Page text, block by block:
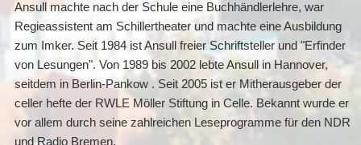
Ansull machte nach der Schule eine Buchhändlerlehre, war
Regieassistent am Schillertheater und machte eine Ausbildung
zum Imker. Seit 1984 ist Ansull freier Schriftsteller und "Erfinder
von Lesungen". Von 1989 bis 2002 lebte Ansull in Hannover,
seitdem in Berlin-Pankow . Seit 2005 ist er Mitherausgeber der
celler hefte der RWLE Möller Stiftung in Celle. Bekannt wurde er
vor allem durch seine zahlreichen Leseprogramme für den NDR
und Radio Bremen.